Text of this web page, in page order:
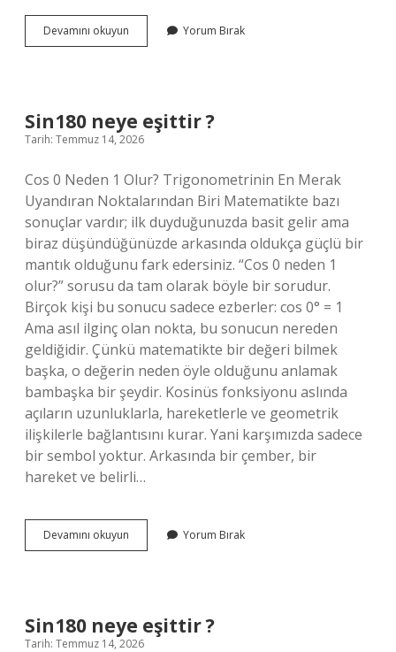
Devamını okuyun
neye
Yorum Bırak
Sin180 neye eşittir ?
Tarih: Temmuz 14, 2026
Cos 0 Neden 1 Olur? Trigonometrinin En Merak
Uyandıran Noktalarından Biri Matematikte bazı
sonuçlar vardır; ilk duyduğunuzda basit gelir ama
biraz düşündüğünüzde arkasında oldukça güçlü bir
mantık olduğunu fark edersiniz. “Cos 0 neden 1
olur?” sorusu da tam olarak böyle bir sorudur.
Birçok kişi bu sonucu sadece ezberler: cos 0° = 1
Ama asıl ilginç olan nokta, bu sonucun nereden
geldiğidir. Çünkü matematikte bir değeri bilmek
başka, o değerin neden öyle olduğunu anlamak
bambaşka bir şeydir. Kosinüs fonksiyonu aslında
açıların uzunluklarla, hareketlerle ve geometrik
ilişkilerle bağlantısını kurar. Yani karşımızda sadece
bir sembol yoktur. Arkasında bir çember, bir
hareket ve belirli…
Devamını okuyun
neye
Yorum Bırak
Sin180 neye eşittir ?
Tarih: Temmuz 14, 2026